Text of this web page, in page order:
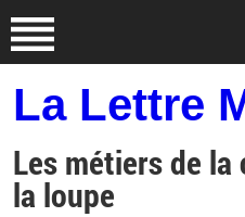
La Lettre
Les métiers de
la loupe